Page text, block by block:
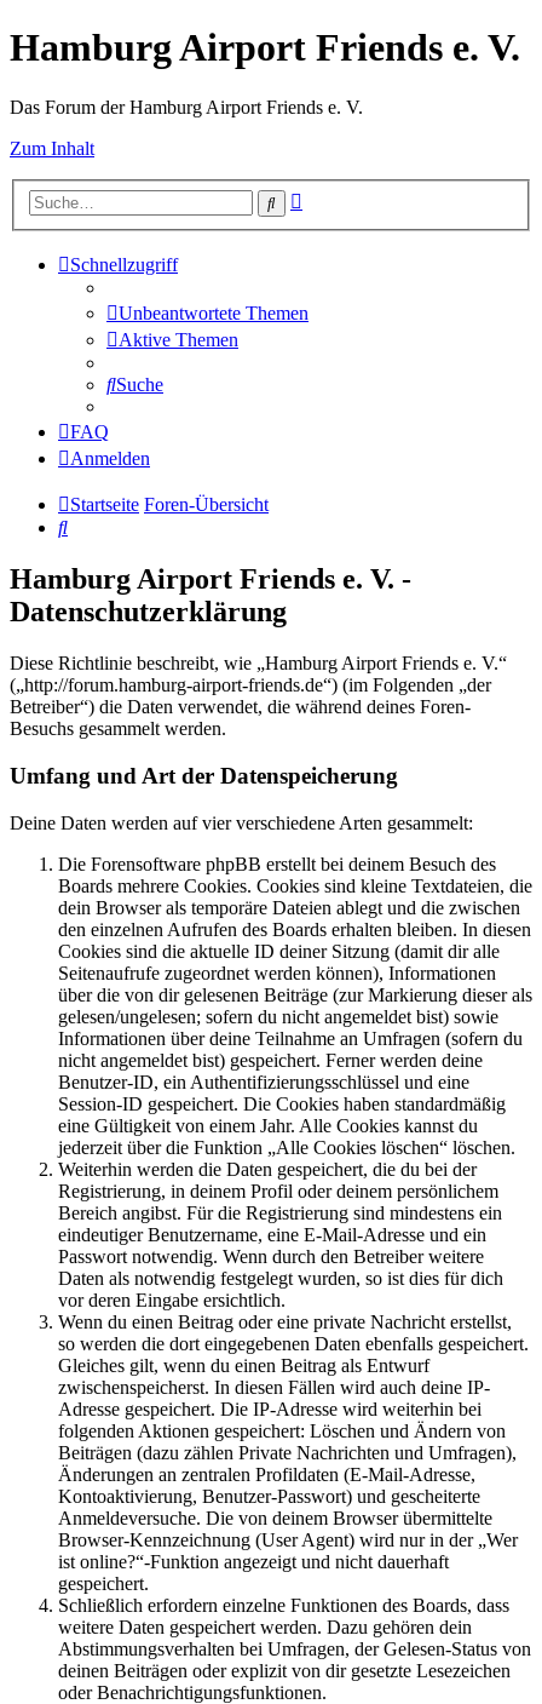
Hamburg Airport Friends e. V.
Das Forum der Hamburg Airport Friends e. V.
Zum Inhalt
Suche
Schnellzugriff
Unbeantwortete Themen
Aktive Themen
Suche
FAQ
Anmelden
Startseite Foren-Übersicht
Suche
Hamburg Airport Friends e. V. -
Datenschutzerklärung
Diese Richtlinie beschreibt, wie „Hamburg Airport Friends e. V.“
(„http://forum.hamburg-airport-friends.de“) (im Folgenden „der
Betreiber“) die Daten verwendet, die während deines Foren-
Besuchs gesammelt werden.
Umfang und Art der Datenspeicherung
Deine Daten werden auf vier verschiedene Arten gesammelt:
Die Forensoftware phpBB erstellt bei deinem Besuch des
Boards mehrere Cookies. Cookies sind kleine Textdateien, die
dein Browser als temporäre Dateien ablegt und die zwischen
den einzelnen Aufrufen des Boards erhalten bleiben. In diesen
Cookies sind die aktuelle ID deiner Sitzung (damit dir alle
Seitenaufrufe zugeordnet werden können), Informationen
über die von dir gelesenen Beiträge (zur Markierung dieser als
gelesen/ungelesen; sofern du nicht angemeldet bist) sowie
Informationen über deine Teilnahme an Umfragen (sofern du
nicht angemeldet bist) gespeichert. Ferner werden deine
Benutzer-ID, ein Authentifizierungsschlüssel und eine
Session-ID gespeichert. Die Cookies haben standardmäßig
eine Gültigkeit von einem Jahr. Alle Cookies kannst du
jederzeit über die Funktion „Alle Cookies löschen“ löschen.
Weiterhin werden die Daten gespeichert, die du bei der
Registrierung, in deinem Profil oder deinem persönlichem
Bereich angibst. Für die Registrierung sind mindestens ein
eindeutiger Benutzername, eine E-Mail-Adresse und ein
Passwort notwendig. Wenn durch den Betreiber weitere
Daten als notwendig festgelegt wurden, so ist dies für dich
vor deren Eingabe ersichtlich.
Wenn du einen Beitrag oder eine private Nachricht erstellst,
so werden die dort eingegebenen Daten ebenfalls gespeichert.
Gleiches gilt, wenn du einen Beitrag als Entwurf
zwischenspeicherst. In diesen Fällen wird auch deine IP-
Adresse gespeichert. Die IP-Adresse wird weiterhin bei
folgenden Aktionen gespeichert: Löschen und Ändern von
Beiträgen (dazu zählen Private Nachrichten und Umfragen),
Änderungen an zentralen Profildaten (E-Mail-Adresse,
Kontoaktivierung, Benutzer-Passwort) und gescheiterte
Anmeldeversuche. Die von deinem Browser übermittelte
Browser-Kennzeichnung (User Agent) wird nur in der „Wer
ist online?“-Funktion angezeigt und nicht dauerhaft
gespeichert.
Schließlich erfordern einzelne Funktionen des Boards, dass
weitere Daten gespeichert werden. Dazu gehören dein
Abstimmungsverhalten bei Umfragen, der Gelesen-Status von
deinen Beiträgen oder explizit von dir gesetzte Lesezeichen
oder Benachrichtigungsfunktionen.